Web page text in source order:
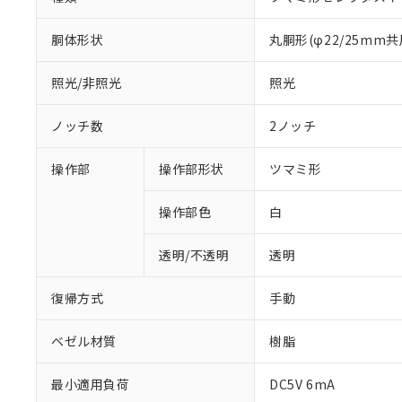
胴体形状 丸胴形(φ22/25mm共
照光/非照光 照光
ノッチ数 2ノッチ
操作部 操作部形状 ツマミ形
操作部色 白
透明/不透明 透明
復帰方式 手動
ベゼル材質 樹脂
最小適用負荷 DC5V 6mA
※1 対応状況